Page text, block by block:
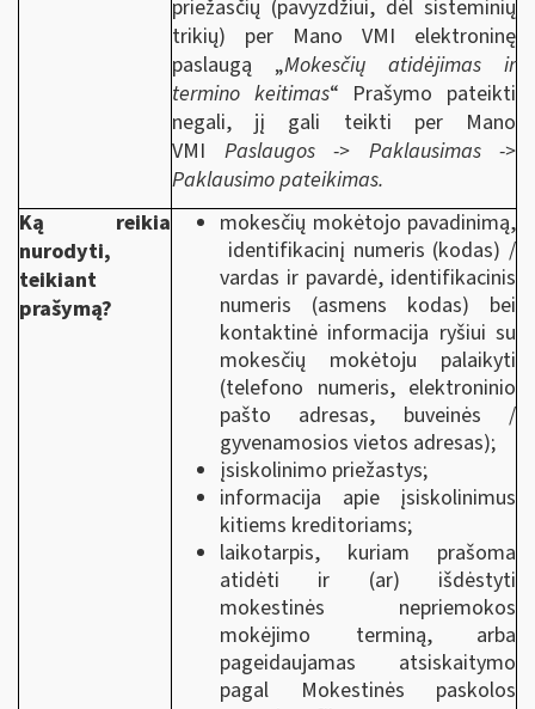
priežasčių (pavyzdžiui, dėl sisteminių
trikių) per Mano VMI elektroninę
paslaugą „Mokesčių atidėjimas ir
termino keitimas“ Prašymo pateikti
negali, jį gali teikti per Mano
VMI Paslaugos ->
Paklausimas ->
Paklausimo pateikimas.
Ką reikia
nurodyti,
teikiant
prašymą?
mokesčių mokėtojo pavadinimą,
identifikacinį numeris (kodas) /
vardas ir pavardė, identifikacinis
numeris (asmens kodas) bei
kontaktinė informacija ryšiui su
mokesčių mokėtoju palaikyti
(telefono numeris, elektroninio
pašto adresas, buveinės /
gyvenamosios vietos adresas);
įsiskolinimo priežastys;
informacija apie įsiskolinimus
kitiems kreditoriams;
laikotarpis, kuriam prašoma
atidėti ir (ar) išdėstyti
mokestinės nepriemokos
mokėjimo terminą, arba
pageidaujamas atsiskaitymo
pagal Mokestinės paskolos